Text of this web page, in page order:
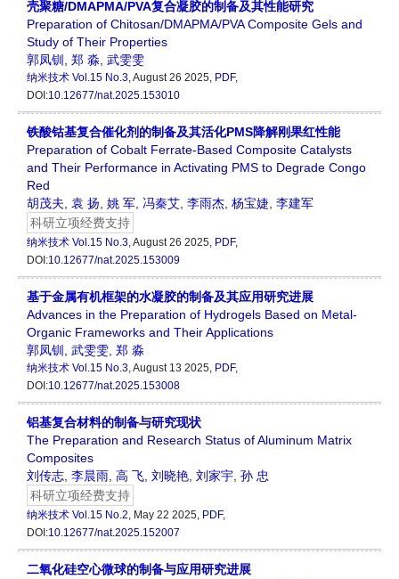
壳聚糖/DMAPMA/PVA复合凝胶的制备及其性能研究
Preparation of Chitosan/DMAPMA/PVA Composite Gels and
Study of Their Properties
郭凤钏
郑 淼 武雯雯
纳米技术 Vol.15 No.3, August 26 2025, PDF,
DOI:10.12677/nat.2025.153010
铁酸钴基复合催化剂的制备及其活化PMS降解刚果红性能
Preparation of Cobalt Ferrate-Based Composite Catalysts
and Their Performance in Activating PMS to Degrade Congo
Red
胡茂夫
袁 扬 姚 军 冯秦艾 李雨杰 杨宝婕 李建军
科研立项经费支持
纳米技术 Vol.15 No.3, August 26 2025, PDF,
DOI:10.12677/nat.2025.153009
基于金属有机框架的水凝胶的制备及其应用研究进展
Advances in the Preparation of Hydrogels Based on Metal-
Organic Frameworks and Their Applications
郭凤钏
武雯雯 郑 淼
纳米技术 Vol.15 No.3, August 13 2025, PDF,
DOI:10.12677/nat.2025.153008
铝基复合材料的制备与研究现状
The Preparation and Research Status of Aluminum Matrix
Composites
刘传志 李晨雨 高 飞 刘晓艳 刘家宇 孙 忠
科研立项经费支持
纳米技术 Vol.15 No.2, May 22 2025, PDF,
DOI:10.12677/nat.2025.152007
二氧化硅空心微球的制备与应用研究进展